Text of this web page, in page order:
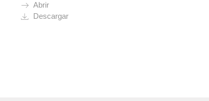
Abrir
Descargar